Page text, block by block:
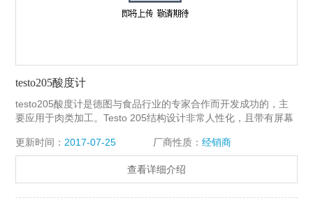
testo205酸度计
testo205酸度计是德图与食品行业的专家合作而开发成功的，主
要应用于肉类加工。Testo 205结构设计非常人性化，且带有屏幕
是您理想之选。Z特别的一点是，刺入式pH探头和具有温度补偿
功能的温度探头合二为一，确保测量快速而精确。
更新时间： 2017-07-25 厂商性质： 经销商
查看详细介绍